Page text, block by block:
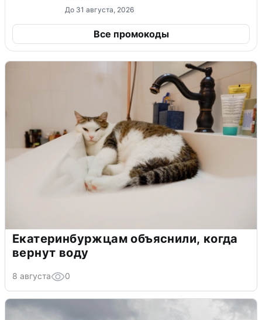
До 31 августа, 2026
Все промокоды
Екатеринбуржцам объяснили, когда
вернут воду
8 августа 0